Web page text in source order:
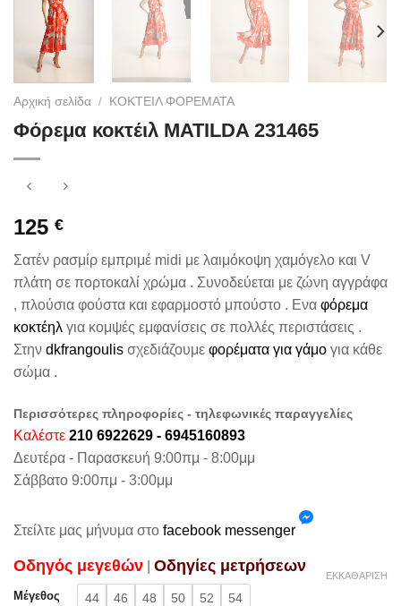
Αρχική σελίδα / ΚΟΚΤΕΙΛ ΦΟΡΕΜΑΤΑ
Φόρεμα κοκτέιλ MATILDA 231465
125 €
Σατέν ρασμίρ εμπριμέ midi με λαιμόκοψη χαμόγελο και V
πλάτη σε πορτοκαλί χρώμα . Συνοδεύεται με ζώνη αγγράφα
, πλούσια φούστα και εφαρμοστό μπούστο . Ενα φόρεμα
κοκτέηλ για κομψές εμφανίσεις σε πολλές περιστάσεις .
Στην dkfrangoulis σχεδιάζουμε φορέματα για γάμο για κάθε
σώμα .
Περισσότερες πληροφορίες - τηλεφωνικές παραγγελίες
Καλέστε 210 6922629 - 6945160893
Δευτέρα - Παρασκευή 9:00πμ - 8:00μμ
Σάββατο 9:00πμ - 3:00μμ
Στείλτε μας μήνυμα στο facebook messenger
Oδηγός μεγεθών Oδηγίες μετρήσεων
Μέγεθος 44 46 48 50 52 54
ΕΚΚΑΘΆΡΙΣΗ